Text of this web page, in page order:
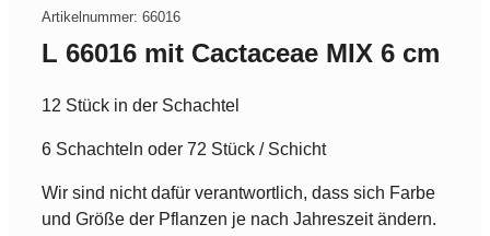
Artikelnummer: 66016
L 66016 mit Cactaceae MIX 6 cm
12 Stück in der Schachtel
6 Schachteln oder 72 Stück / Schicht
Wir sind nicht dafür verantwortlich, dass sich Farbe
und Größe der Pflanzen je nach Jahreszeit ändern.